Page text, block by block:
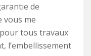
de
vous me
tous travaux
l’embellissement